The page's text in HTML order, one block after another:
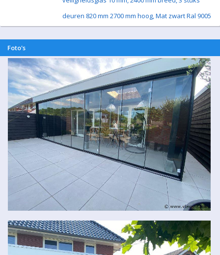
deuren 820 mm 2700 mm hoog, Mat zwart Ral 9005
Foto's